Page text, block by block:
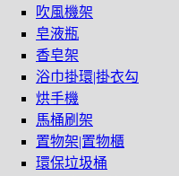
吹風機架
皂液瓶
香皂架
浴巾掛環|掛衣勾
烘手機
馬桶刷架
置物架|置物櫃
環保垃圾桶